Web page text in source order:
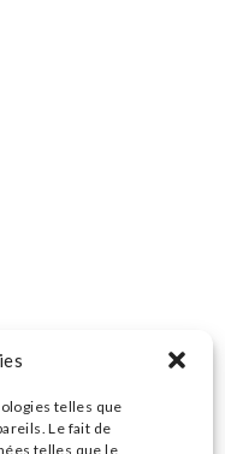
telles que
Le fait de
telles que le